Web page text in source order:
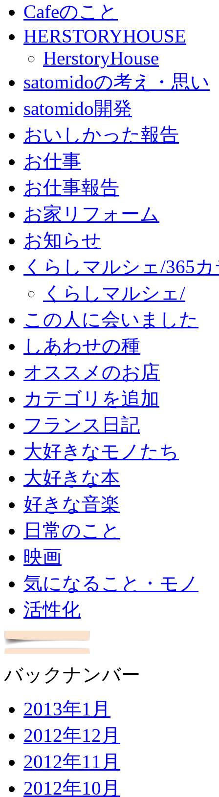
Cafeのこと
HERSTORYHOUSE
HerstoryHouse
satomidoの考え・思い
satomido開発
おいしかった報告
お仕事
お仕事報告
お家リフォーム
お知らせ
くらしマルシェ/365
くらしマルシェ/
この人に会いました
しあわせの種
オススメのお店
カテゴリを追加
フランス日記
大好きなモノたち
大好きな本
好きな音楽
日常のこと
映画
気になること・モノ
活性化
バックナンバー
2013年1月
2012年12月
2012年11月
2012年10月